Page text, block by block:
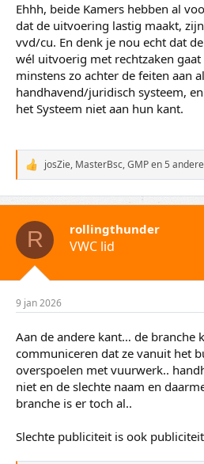
Ehhh, beide Kamers hebben al
dat de uitvoering lastig maakt,
vvd/cu. En denk je nou echt dat
wél uitvoerig met rechtzaken
minstens zo achter de feiten aan
handhavend/juridisch systeem,
het Systeem niet aan hun kant.
W
a
a
r
d
e
i
n
e
n
josZie, MasterBsc,GMPen 5
R rollingthunder
VWC lid
9 jan 2026
Aan de andere kant… de branche
communiceren dat ze vanuit het
overspoelen met vuurwerk..
niet en de slechte naam en
branche is er toch al..
Slechte publiciteit is ook